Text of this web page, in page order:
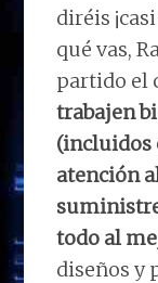
diréis
qué vas,
partido el
trabajen
(incluidos
atención
todo al
diseños y